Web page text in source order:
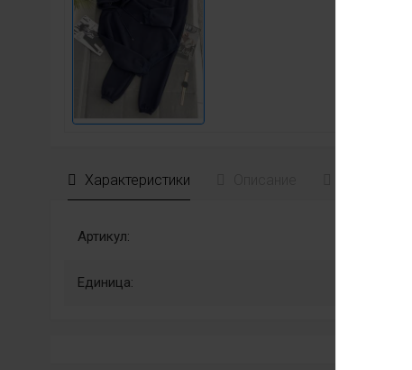
Характеристики
Артикул:
Единица: